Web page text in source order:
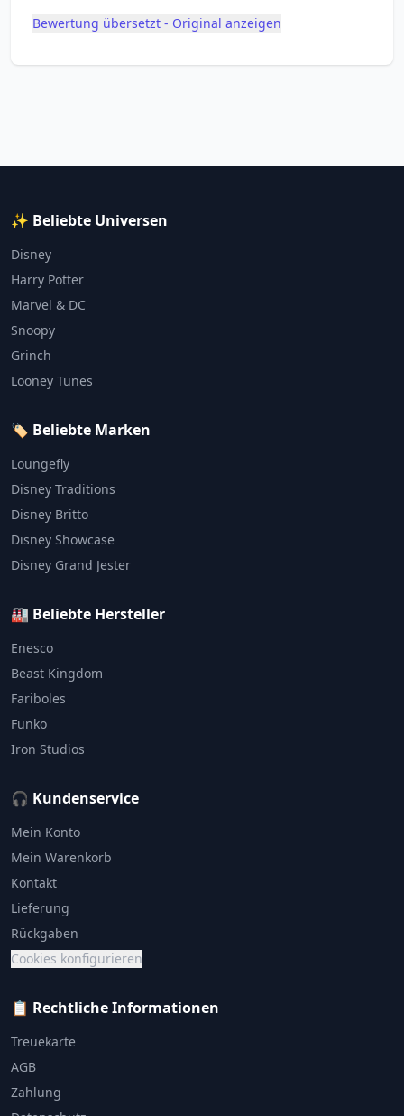
Bewertung übersetzt - Original anzeigen
✨ Beliebte Universen
Disney
Harry Potter
Marvel & DC
Snoopy
Grinch
Looney Tunes
🏷️ Beliebte Marken
Loungefly
Disney Traditions
Disney Britto
Disney Showcase
Disney Grand Jester
🏭 Beliebte Hersteller
Enesco
Beast Kingdom
Fariboles
Funko
Iron Studios
🎧 Kundenservice
Mein Konto
Mein Warenkorb
Kontakt
Lieferung
Rückgaben
Cookies konfigurieren
📋 Rechtliche Informationen
Treuekarte
AGB
Zahlung